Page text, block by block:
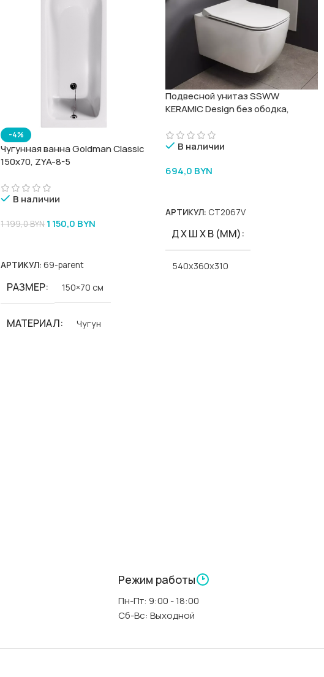
-4%
Чугунная ванна Goldman Classic
150х70, ZYA-8-5
В наличии
1 199,0BYN 1 150,0 BYN
АРТИКУЛ: 69-parent
РАЗМЕР 150×70 см
МАТЕРИАЛ Чугун
ЦВЕТ белый
Подвесной унитаз SSWW
KERAMIC Design без ободка,
В наличии
694,0 BYN
АРТИКУЛ: CT2067V
Д Х Ш Х В (ММ)
540x360x310
Режим работы
Пн-Пт: 9:00 - 18:00
Сб-Вс: Выходной